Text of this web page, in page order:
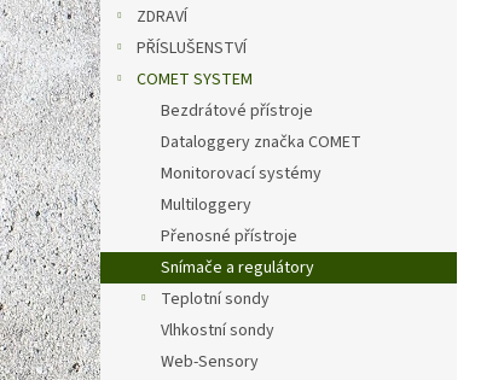
ZDRAVÍ
PŘÍSLUŠENSTVÍ
COMET SYSTEM
Bezdrátové přístroje
Dataloggery značka COMET
Monitorovací systémy
Multiloggery
Přenosné přístroje
Snímače a regulátory
Teplotní sondy
Vlhkostní sondy
Web-Sensory